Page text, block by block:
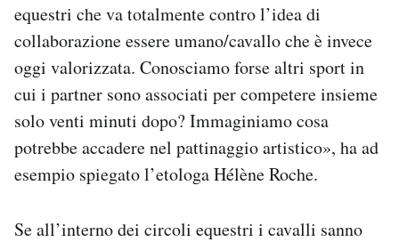
equestri che va totalmente contro l’idea di
collaborazione essere umano/cavallo che è invece
oggi valorizzata. Conosciamo forse altri sport in
cui i partner sono associati per competere insieme
solo venti minuti dopo? Immaginiamo cosa
potrebbe accadere nel pattinaggio artistico», ha ad
esempio spiegato l’etologa Hélène Roche.
Se all’interno dei circoli equestri i cavalli sanno